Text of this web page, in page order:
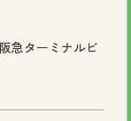
急ターミナルビ